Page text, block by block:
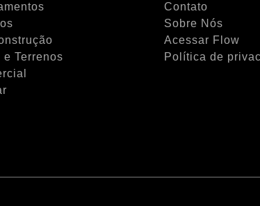
e Terrenos
Contato
Sobre Nós
Acessar Flow
Política de